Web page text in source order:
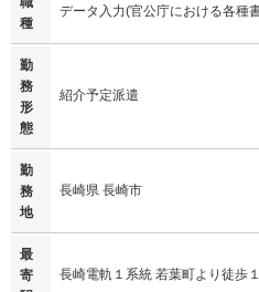
種
データ入力(官公庁における各種
勤
務
形
態
紹介予定派遣
勤
務
地
長崎県 長崎市
最
寄
長崎電軌１系統 若葉町より徒歩